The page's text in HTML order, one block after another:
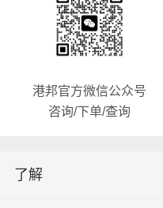
港邦官方微信公众号
咨询/下单/查询
了解